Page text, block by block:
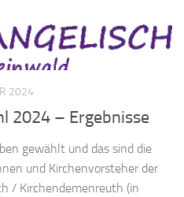
2024
2024 – Ergebnisse
gewählt und das sind die
und Kirchenvorsteher der
/ Kirchendemenreuth (in